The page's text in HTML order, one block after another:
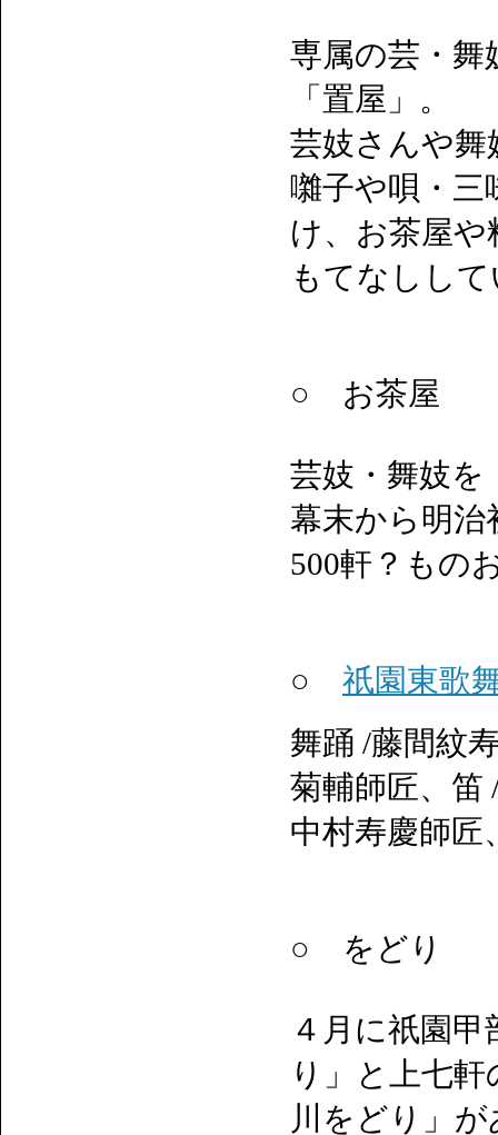
専属の芸・舞
「置屋」。
芸妓さんや舞
囃子や唄・三
け、お茶屋
もてなしし
○ お茶屋
芸妓・舞妓を
幕末から明
500軒？もの
○ 祇園東歌
舞踊 /藤間紋
菊輔師匠、笛
中村寿慶師匠
○ をどり
４月に祇園
り」と上七
川をどり」